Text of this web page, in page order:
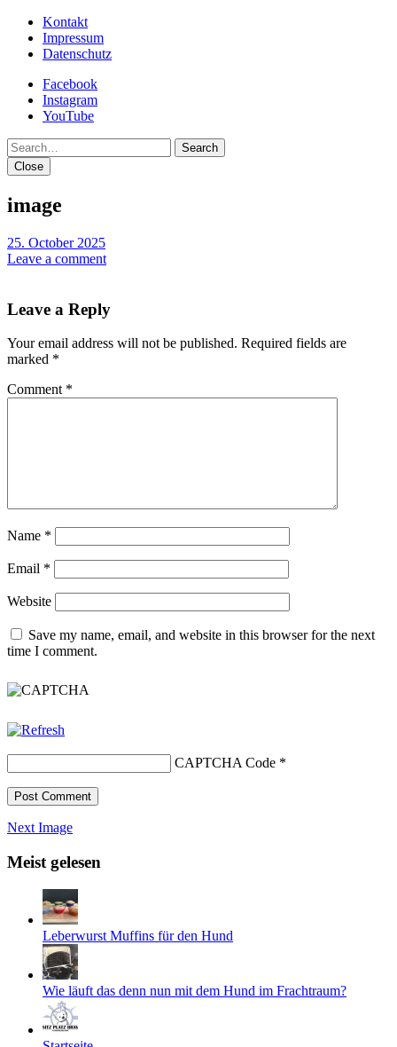
Kontakt
Impressum
Datenschutz
Facebook
Instagram
YouTube
Search
Close
image
25. October 2025
Leave a comment
Leave a Reply
Your email address will not be published. Required fields are
marked *
Comment *
Name *
Email *
Website
Save my name, email, and website in this browser for the next
time I comment.
CAPTCHA Code *
Next Image
Meist gelesen
Leberwurst Muffins für den Hund
Wie läuft das denn nun mit dem Hund im Frachtraum?